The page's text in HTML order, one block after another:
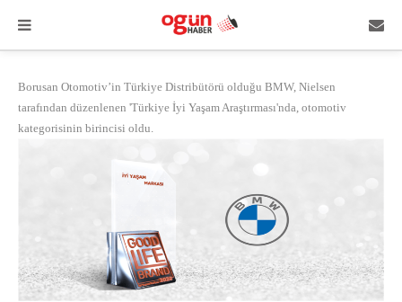
Borusan Otomotiv’in Türkiye Distribütörü olduğu BMW, Nielsen
tarafından düzenlenen 'Türkiye İyi Yaşam Araştırması'nda, otomotiv
kategorisinin birincisi oldu.